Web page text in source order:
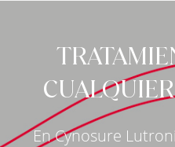
En Cynosure